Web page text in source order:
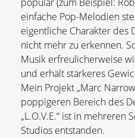
einfache Pop-Melodien
eigentliche Charakter des
nicht mehr zu erkennen.
Musik erfreulicherweise
und erhält stärkeres
Mein Projekt „Marc
poppigeren Bereich des
„L.O.V.E.“ ist in mehreren
Studios entstanden.